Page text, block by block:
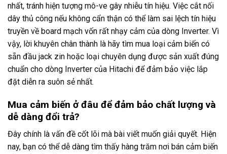
nhất, tránh hiện tượng mô-ve gây nhiễu tín hiệu. Việc cắt nối
dây thủ công nếu không cẩn thận có thể làm sai lệch tín hiệu
truyền về board mạch vốn rất nhạy cảm của dòng Inverter. Vì
vậy, lời khuyên chân thành là hãy tìm mua loại cảm biến có
sẵn đầu jack zin hoặc loại chuyên dụng được sản xuất đúng
chuẩn cho dòng Inverter của Hitachi để đảm bảo việc lắp
đặt diễn ra suôn sẻ nhất.
Mua cảm biến ở đâu để đảm bảo chất lượng và
dễ dàng đổi trả?
Đây chính là vấn đề cốt lõi mà bài viết muốn giải quyết. Hiện
nay, bạn có thể dễ dàng tìm thấy hàng trăm nơi bán cảm biến